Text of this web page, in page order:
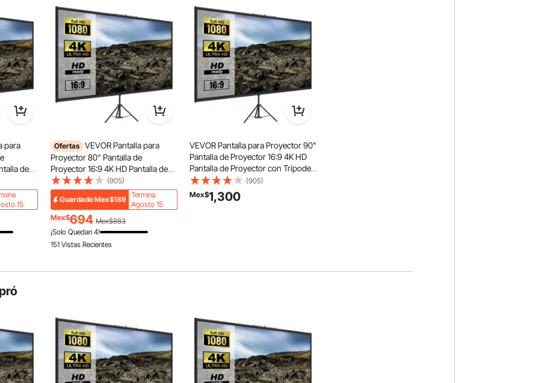
soporte de la
se puede
satisfacer sus
un trípode de
de
esta pantalla
para teatros en
bodas e
aire libre como
de cine en el
Angular
Portátil y Fácil
increíblemente bajos.
Actualmente, los productos de
VEVOR se venden en más de 200
países y regiones con más de 10
millones de miembros en todo el
mundo.
¿Por Qué Elegir VEVOR?
Pago Más Bajo
Servicio Rápido & Seguro
24/7 Servicios Atentos
para
de
un Cine,
15
Ofertas VEVOR Pantalla para
Proyector 80" Pantalla de
Proyector 16:9 4K HD Pantalla de
Proyector con Trípode Altura
Ajustable 200-250 cm Pantalla
Proyector Portátil 178 x 100 cm
para Cine en Casa Presentación
(905)
GuardadoMex$189
Termina
Agosto 15
Mex$694 Mex$883
¡Solo Quedan 4!
151 Vistas Recientes
VEVOR Pantalla para Proyector 90"
Pantalla de Proyector 16:9 4K HD
Pantalla de Proyector con Trípode
Altura Ajustable 200-250 cm
Pantalla Proyector Portátil 200 x
113 cm para Cine en Casa
(905)
Mex$1,300